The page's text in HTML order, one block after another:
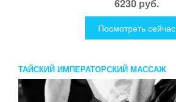
6230 руб.
Посмотреть сейчас
ТАЙСКИЙ ИМПЕРАТОРСКИЙ МАССАЖ